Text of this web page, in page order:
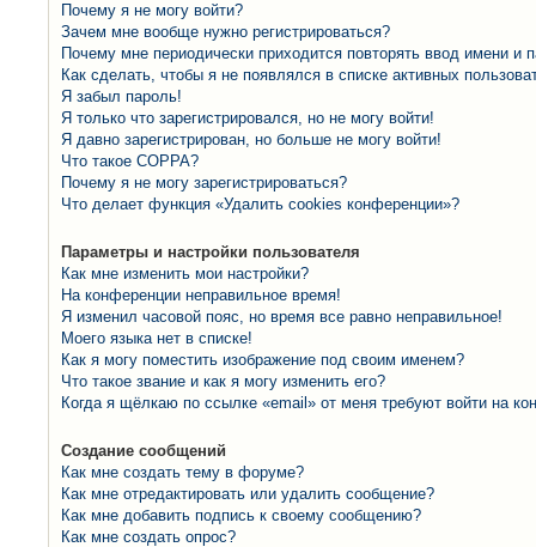
Почему я не могу войти?
Зачем мне вообще нужно регистрироваться?
Почему мне периодически приходится повторять ввод имени и
Как сделать, чтобы я не появлялся в списке активных
Я забыл пароль!
Я только что зарегистрировался, но не могу войти!
Я давно зарегистрирован, но больше не могу войти!
Что такое COPPA?
Почему я не могу зарегистрироваться?
Что делает функция «Удалить cookies конференции»?
Параметры и настройки пользователя
Как мне изменить мои настройки?
На конференции неправильное время!
Я изменил часовой пояс, но время все равно неправильное!
Моего языка нет в списке!
Как я могу поместить изображение под своим именем?
Что такое звание и как я могу изменить его?
Когда я щёлкаю по ссылке «email» от меня требуют войти на
Создание сообщений
Как мне создать тему в форуме?
Как мне отредактировать или удалить сообщение?
Как мне добавить подпись к своему сообщению?
Как мне создать опрос?